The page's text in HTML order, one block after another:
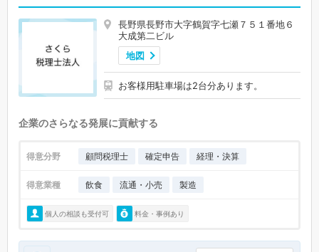
長野県長野市大字鶴賀字七瀬７５１番地６
大成第二ビル
地図
お客様用駐車場は2台分あります。
企業のさらなる発展に貢献する
得意分野 顧問税理士 確定申告 経理・決算
得意業種 飲食 流通・小売 製造
個人の相談も受付可 料金・事例あり